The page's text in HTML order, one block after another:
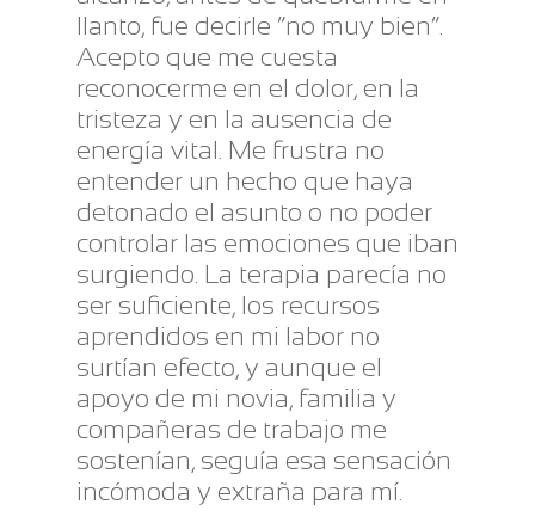
llanto, fue decirle “no muy bien”.
Acepto que me cuesta
reconocerme en el dolor, en la
tristeza y en la ausencia de
energía vital. Me frustra no
entender un hecho que haya
detonado el asunto o no poder
controlar las emociones que iban
surgiendo. La terapia parecía no
ser suficiente, los recursos
aprendidos en mi labor no
surtían efecto, y aunque el
apoyo de mi novia, familia y
compañeras de trabajo me
sostenían, seguía esa sensación
incómoda y extraña para mí.